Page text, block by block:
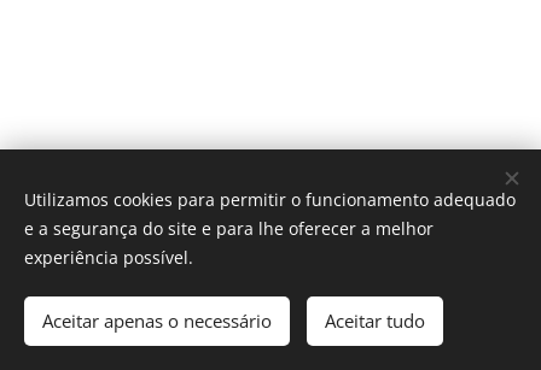
IGREJA CATÓLICA
Diocese do Funchal - 2017
Utilizamos cookies para permitir o funcionamento adequado
e a segurança do site e para lhe oferecer a melhor
experiência possível.
Aceitar apenas o necessário Aceitar tudo